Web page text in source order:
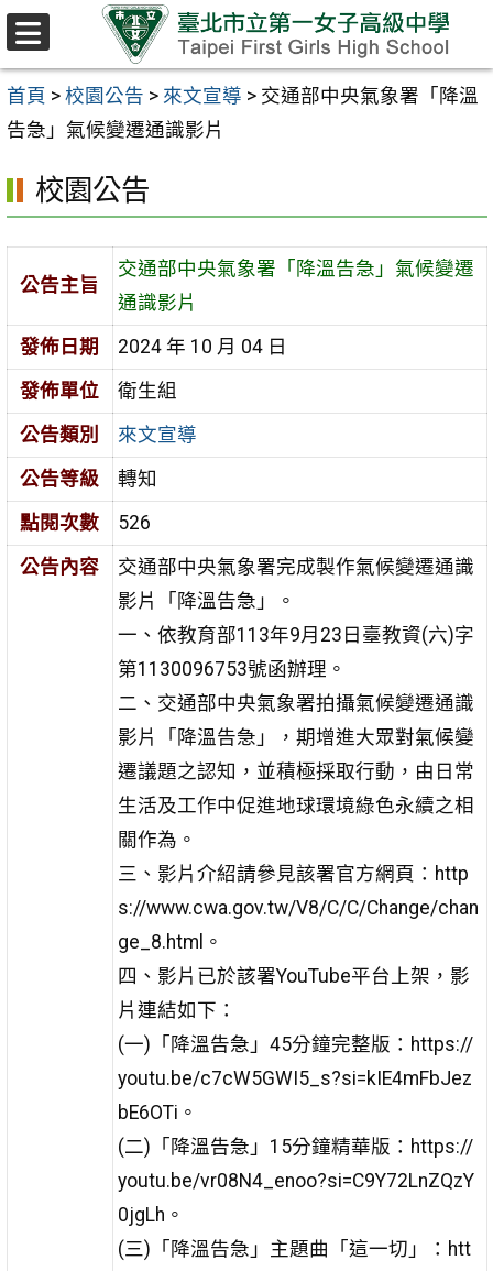
跳至主要內容區
首頁 > 校園公告 > 來文宣導 > 交通部中央氣象署「降溫
告急」氣候變遷通識影片
校園公告
公告主旨
交通部中央氣象署「降溫告急」氣候變遷
通識影片
發佈日期
2024 年 10 月 04 日
發佈單位
衛生組
公告類別
來文宣導
公告等級
轉知
點閱次數
526
公告內容
交通部中央氣象署完成製作氣候變遷通識
影片「降溫告急」。
一、依教育部113年9月23日臺教資(六)字
第1130096753號函辦理。
二、交通部中央氣象署拍攝氣候變遷通識
影片「降溫告急」，期增進大眾對氣候變
遷議題之認知，並積極採取行動，由日常
生活及工作中促進地球環境綠色永續之相
關作為。
三、影片介紹請參見該署官方網頁：http
s://www.cwa.gov.tw/V8/C/C/Change/chan
ge_8.html。
四、影片已於該署YouTube平台上架，影
片連結如下：
(一)「降溫告急」45分鐘完整版：https://
youtu.be/c7cW5GWI5_s?si=kIE4mFbJez
bE6OTi。
(二)「降溫告急」15分鐘精華版：https://
youtu.be/vr08N4_enoo?si=C9Y72LnZQzY
0jgLh。
(三)「降溫告急」主題曲「這一切」：htt
選
單